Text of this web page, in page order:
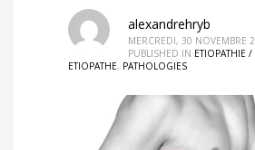
alexandrehryb
MERCREDI, 30 NOVEMBRE
PUBLISHED IN ETIOPATHIE /
ETIOPATHE, PATHOLOGIES